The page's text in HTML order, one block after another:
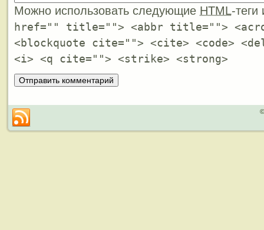
Можно использовать следующие HTML-
href="" title=""> <abbr title="">
<blockquote cite=""> <cite> <code>
<i> <q cite=""> <strike> <strong>